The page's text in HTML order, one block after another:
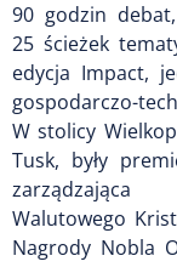
90 godzin
25 ścieżek
edycja Impact,
gospodarczo-
W stolicy
Tusk, były
zarządzająca
Walutowego
Nagrody Nobla